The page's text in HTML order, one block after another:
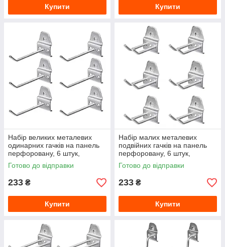
Купити Купити
Набір великих металевих
одинарних гачків на панель
перфоровану, 6 штук,
AKCPLTWPZ2HPD6PG001
Готово до відправки
233 ₴
Купити
Набір малих металевих
подвійних гачків на панель
перфоровану, 6 штук,
AKCPLTWPZ3HPDM6PG001
Готово до відправки
233 ₴
Купити